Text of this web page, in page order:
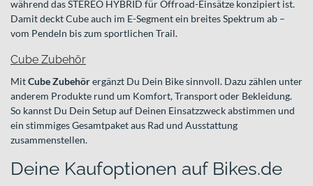
während das STEREO HYBRID für Offroad-Einsätze konzipiert ist.
Damit deckt Cube auch im E-Segment ein breites Spektrum ab –
vom Pendeln bis zum sportlichen Trail.
Cube Zubehör
MitCube Zubehörergänzt Du Dein Bike sinnvoll. Dazu zählen unter
anderem Produkte rund um Komfort, Transport oder Bekleidung.
So kannst Du Dein Setup auf Deinen Einsatzzweck abstimmen und
ein stimmiges Gesamtpaket aus Rad und Ausstattung
zusammenstellen.
Deine Kaufoptionen auf Bikes.de